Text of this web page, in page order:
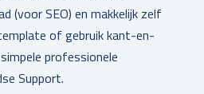
(voor SEO) en makkelijk zelf
of gebruik kant-en-
professionele
Support.